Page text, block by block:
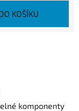
KOŠÍKU
komponenty